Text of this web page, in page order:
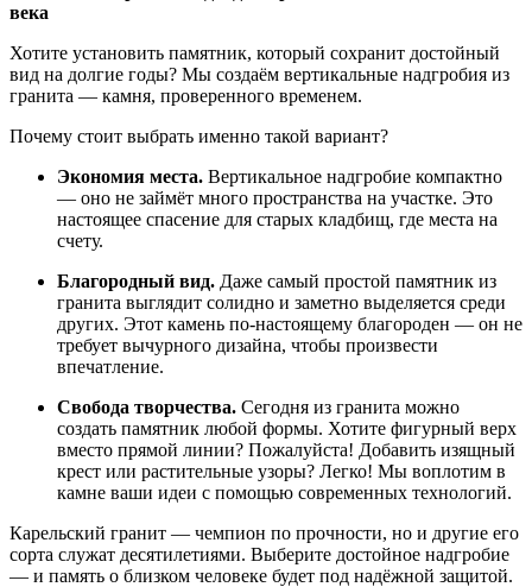
века
Хотите установить памятник, который сохранит достойный
вид на долгие годы? Мы создаём вертикальные надгробия из
гранита — камня, проверенного временем.
Почему стоит выбрать именно такой вариант?
Экономия места. Вертикальное надгробие компактно
— оно не займёт много пространства на участке. Это
настоящее спасение для старых кладбищ, где места на
счету.
Благородный вид. Даже самый простой памятник из
гранита выглядит солидно и заметно выделяется среди
других. Этот камень по-настоящему благороден — он не
требует вычурного дизайна, чтобы произвести
впечатление.
Свобода творчества. Сегодня из гранита можно
создать памятник любой формы. Хотите фигурный верх
вместо прямой линии? Пожалуйста! Добавить изящный
крест или растительные узоры? Легко! Мы воплотим в
камне ваши идеи с помощью современных технологий.
Карельский гранит — чемпион по прочности, но и другие его
сорта служат десятилетиями. Выберите достойное надгробие
— и память о близком человеке будет под надёжной защитой.